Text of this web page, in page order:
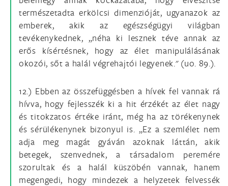
természetadta erkölcsi dimenzióját, ugyanazok az
emberek, akik az egészségügyi világban
tevékenykednek, „néha ki lesznek téve annak az
erős kísértésnek, hogy az élet manipulálásának
okozói, sőt a halál végrehajtói legyenek." (uo. 89.).
12.) Ebben az összefüggésben a hívek fel vannak rá
hívva, hogy fejlesszék ki a hit érzékét az élet nagy
és titokzatos értéke iránt, még ha az törékenynek
és sérülékenynek bizonyul is. „Ez a szemlélet nem
adja meg magát gyáván azoknak láttán, akik
betegek, szenvednek, a társadalom peremére
szorultak és a halál küszöbén vannak, hanem
megengedi, hogy mindezek a helyzetek felvessék